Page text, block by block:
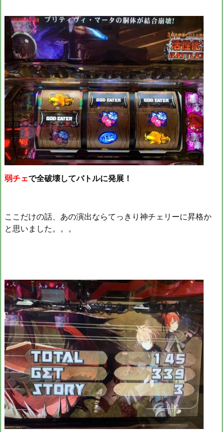
弱チェで全破壊してバトルに発展！
ここだけの話、あの演出ならてっきり神チェリーに昇格か
と思いました。。。